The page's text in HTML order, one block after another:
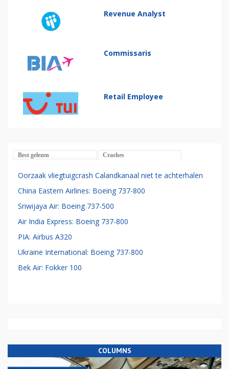
Revenue Analyst
Commissaris
Retail Employee
Best gelezen Crashes
Oorzaak vliegtuigcrash Calandkanaal niet te achterhalen
China Eastern Airlines: Boeing 737-800
Sriwijaya Air: Boeing 737-500
Air India Express: Boeing 737-800
PIA: Airbus A320
Ukraine International: Boeing 737-800
Bek Air: Fokker 100
COLUMNS